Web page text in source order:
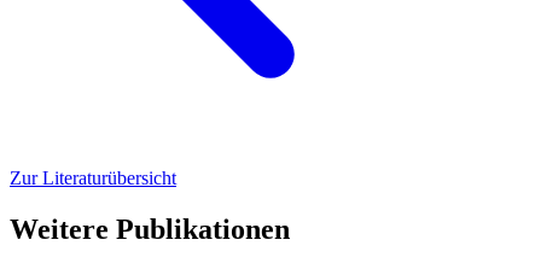
Zur Literaturübersicht
Weitere Publikationen